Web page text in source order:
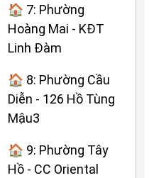
🏠 7: Phường
Hoàng Mai - KĐT
Linh Đàm
🏠 8: Phường Cầu
Diễn - 126 Hồ Tùng
Mậu3
🏠 9: Phường Tây
Hồ - CC Oriental